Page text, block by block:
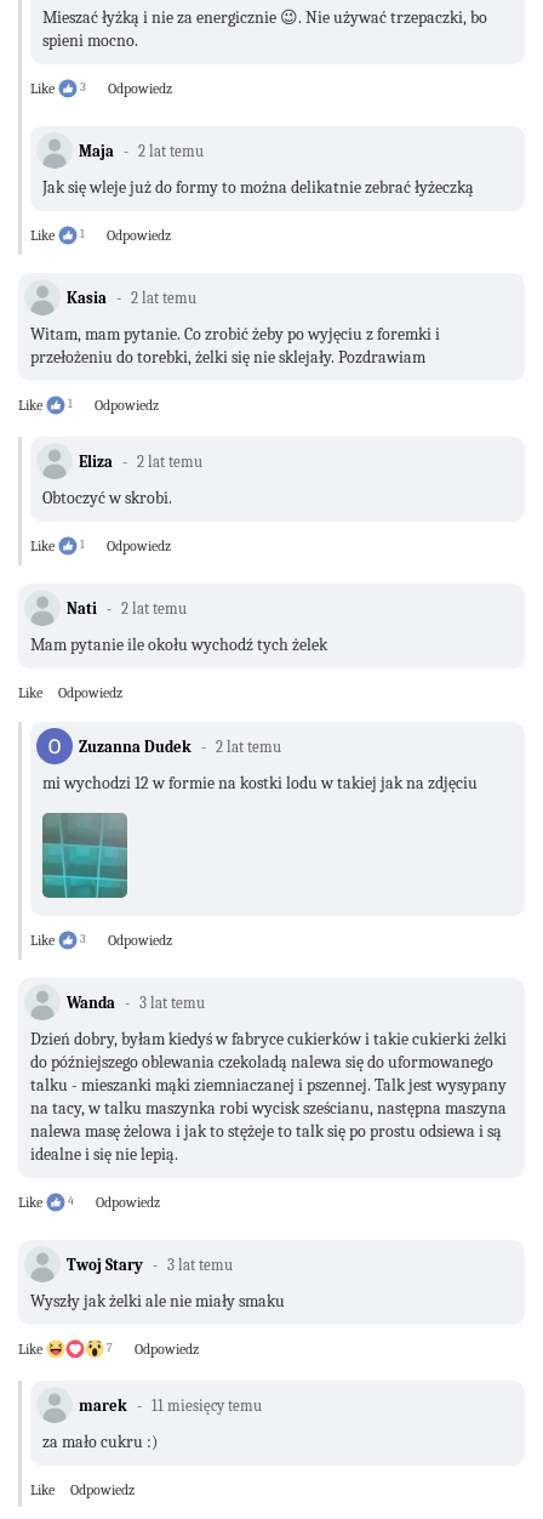
Mieszać łyżką i nie za energicznie 😉. Nie używać trzepaczki, bo
spieni mocno.
Like 3 Odpowiedz
Maja 2 lat temu
Jak się wleje już do formy to można delikatnie zebrać łyżeczką
Like 1 Odpowiedz
Kasia 2 lat temu
Witam, mam pytanie. Co zrobić żeby po wyjęciu z foremki i
przełożeniu do torebki, żelki się nie sklejały. Pozdrawiam
Like 1 Odpowiedz
Eliza 2 lat temu
Obtoczyć w skrobi.
Like 1 Odpowiedz
Nati 2 lat temu
Mam pytanie ile okołu wychodź tych żelek
Like Odpowiedz
Zuzanna Dudek 2 lat temu
mi wychodzi 12 w formie na kostki lodu w takiej jak na zdjęciu
Like 3 Odpowiedz
Wanda 3 lat temu
Dzień dobry, byłam kiedyś w fabryce cukierków i takie cukierki żelki
do późniejszego oblewania czekoladą nalewa się do uformowanego
talku - mieszanki mąki ziemniaczanej i pszennej. Talk jest wysypany
na tacy, w talku maszynka robi wycisk sześcianu, następna maszyna
nalewa masę żelowa i jak to stężeje to talk się po prostu odsiewa i są
idealne i się nie lepią.
Like 4 Odpowiedz
Twoj Stary 3 lat temu
Wyszły jak żelki ale nie miały smaku
Like 7 Odpowiedz
marek 11 miesięcy temu
za mało cukru :)
Like Odpowiedz